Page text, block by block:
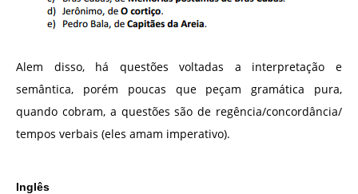
Alem disso, há questões voltadas a interpretação e
semântica, porém poucas que peçam gramática pura,
quando cobram, a questões são de regência/concordância/
tempos verbais (eles amam imperativo).
Inglês